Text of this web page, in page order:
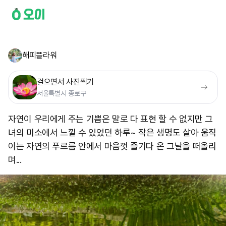
해피플라워
걸으면서 사진찍기
서울특별시 종로구
자연이 우리에게 주는 기쁨은 말로 다 표현 할 수 없지만 그
녀의 미소에서 느낄 수 있었던 하루~ 작은 생명도 살아 움직
이는 자연의 푸르름 안에서 마음껏 즐기다 온 그날을 떠올리
며...